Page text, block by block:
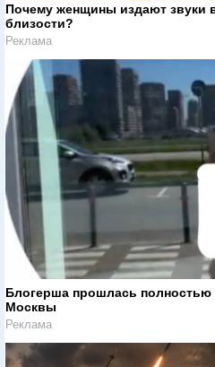
Почему женщины издают звуки
близости?
Реклама
Блогерша прошлась
Москвы
Реклама